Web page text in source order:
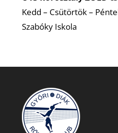
Kedd – Csütörtök –
Szabóky Iskola